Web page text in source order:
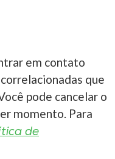
em contato
que
pode cancelar o
momento. Para
de